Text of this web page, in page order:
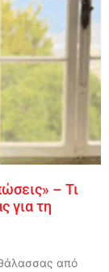
– Τι
για τη
από